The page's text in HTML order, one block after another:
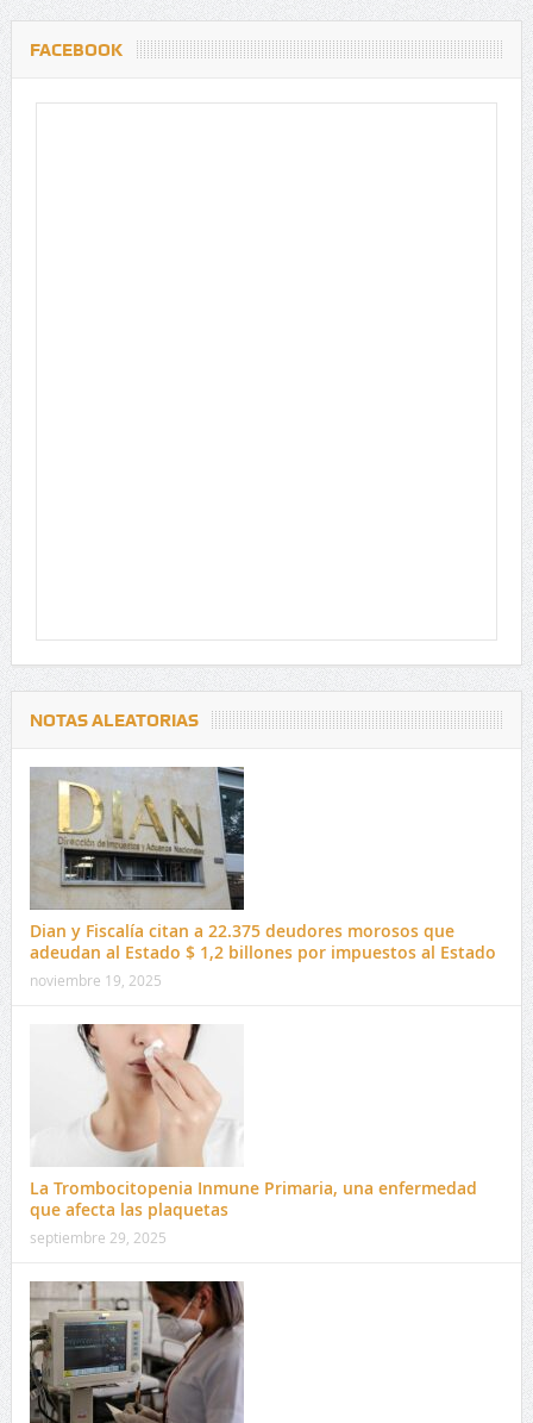
FACEBOOK
NOTAS ALEATORIAS
Dian y Fiscalía citan a 22.375 deudores morosos que
adeudan al Estado $ 1,2 billones por impuestos al Estado
noviembre 19, 2025
La Trombocitopenia Inmune Primaria, una enfermedad
que afecta las plaquetas
septiembre 29, 2025